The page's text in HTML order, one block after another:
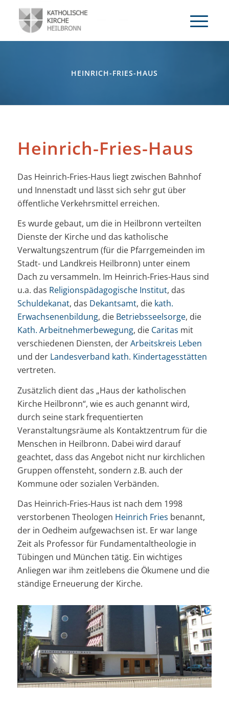
HEINRICH-FRIES-HAUS
Heinrich-Fries-Haus
Das Heinrich-Fries-Haus liegt zwischen Bahnhof
und Innenstadt und lässt sich sehr gut über
öffentliche Verkehrsmittel erreichen.
Es wurde gebaut, um die in Heilbronn verteilten
Dienste der Kirche und das katholische
Verwaltungszentrum (für die Pfarrgemeinden im
Stadt- und Landkreis Heilbronn) unter einem
Dach zu versammeln. Im Heinrich-Fries-Haus sind
u.a. das Religionspädagogische Institut, das
Schuldekanat, das Dekantsamt, die kath.
Erwachsenenbildung, die Betriebsseelsorge, die
Kath. Arbeitnehmerbewegung, die Caritas mit
verschiedenen Diensten, derArbeitskreis Leben
und der Landesverband kath. Kindertagesstätten
vertreten.
Zusätzlich dient das „Haus der katholischen
Kirche Heilbronn“, wie es auch genannt wird,
durch seine stark frequentierten
Veranstaltungsräume als Kontaktzentrum für die
Menschen in Heilbronn. Dabei wird darauf
geachtet, dass das Angebot nicht nur kirchlichen
Gruppen offensteht, sondern z.B. auch der
Kommune oder sozialen Verbänden.
Das Heinrich-Fries-Haus ist nach dem 1998
verstorbenen Theologen Heinrich Fries benannt,
der in Oedheim aufgewachsen ist. Er war lange
Zeit als Professor für Fundamentaltheologie in
Tübingen und München tätig. Ein wichtiges
Anliegen war ihm zeitlebens die Ökumene und die
ständige Erneuerung der Kirche.